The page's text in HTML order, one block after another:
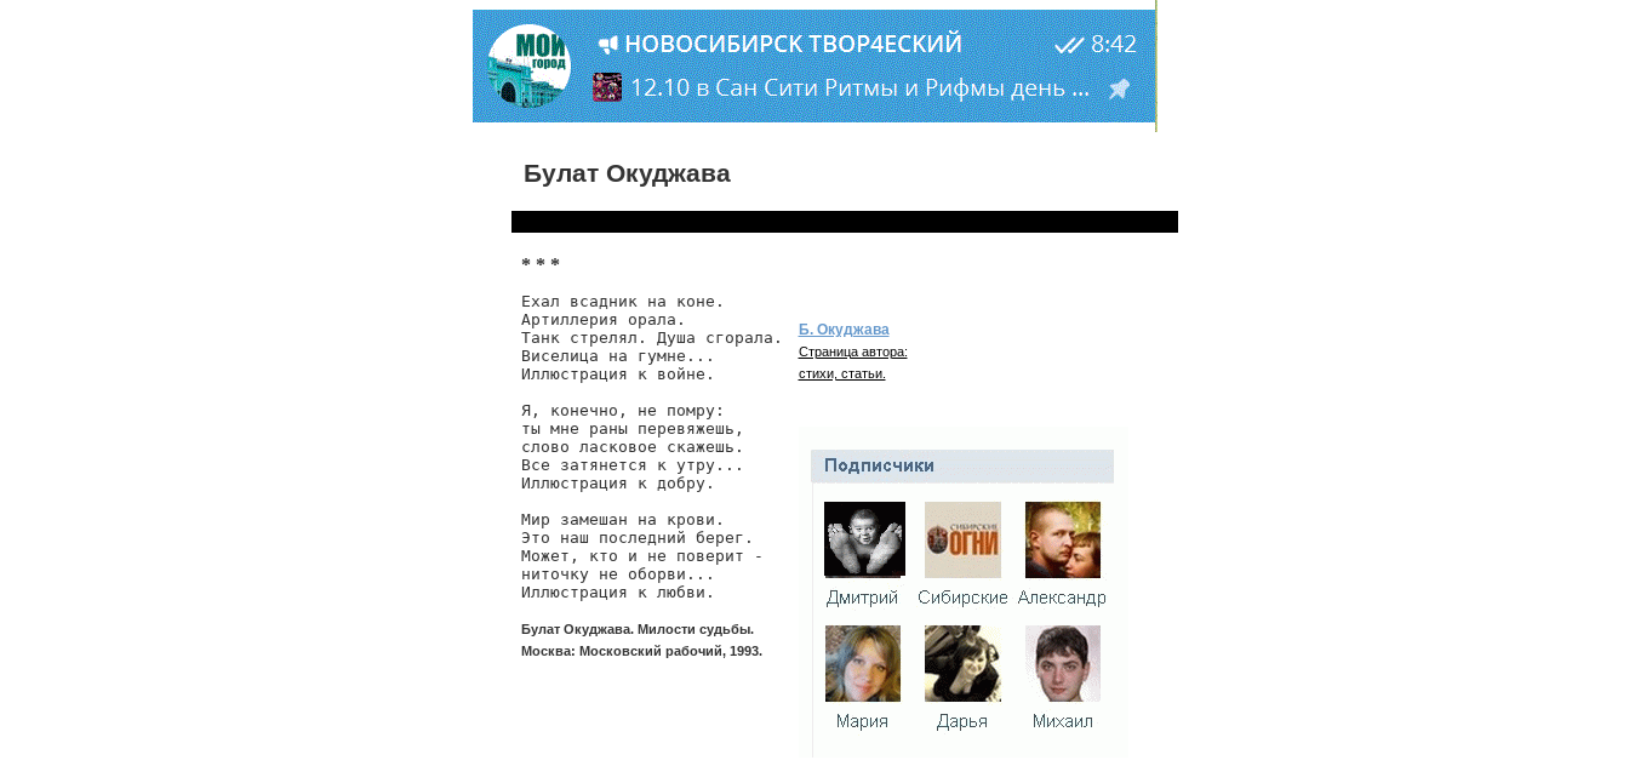
Булат Окуджава
* * *
Ехал всадник на коне.
Артиллерия орала.
Танк стрелял. Душа сгорала.
Виселица на гумне...
Иллюстрация к войне.
Я, конечно, не помру:
ты мне раны перевяжешь,
слово ласковое скажешь.
Все затянется к утру...
Иллюстрация к добру.
Мир замешан на крови.
Это наш последний берег.
Может, кто и не поверит -
ниточку не оборви...
Иллюстрация к любви.
Булат Окуджава. Милости судьбы.
Москва: Московский рабочий, 1993.
Б. Окуджава
Страница автора:
стихи, статьи.